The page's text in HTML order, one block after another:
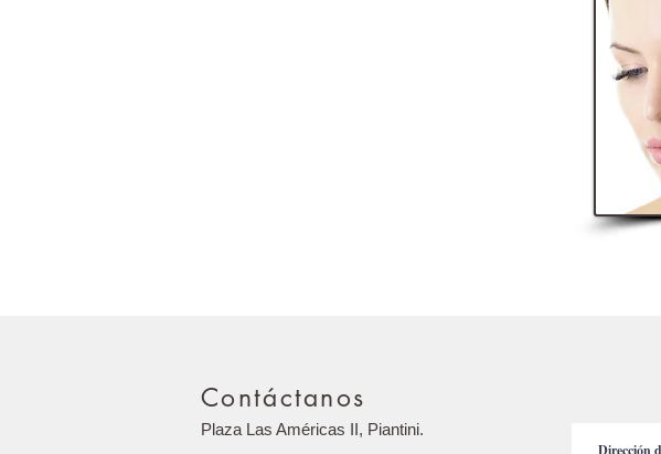
Contáctanos
Plaza Las Américas II, Piantini.